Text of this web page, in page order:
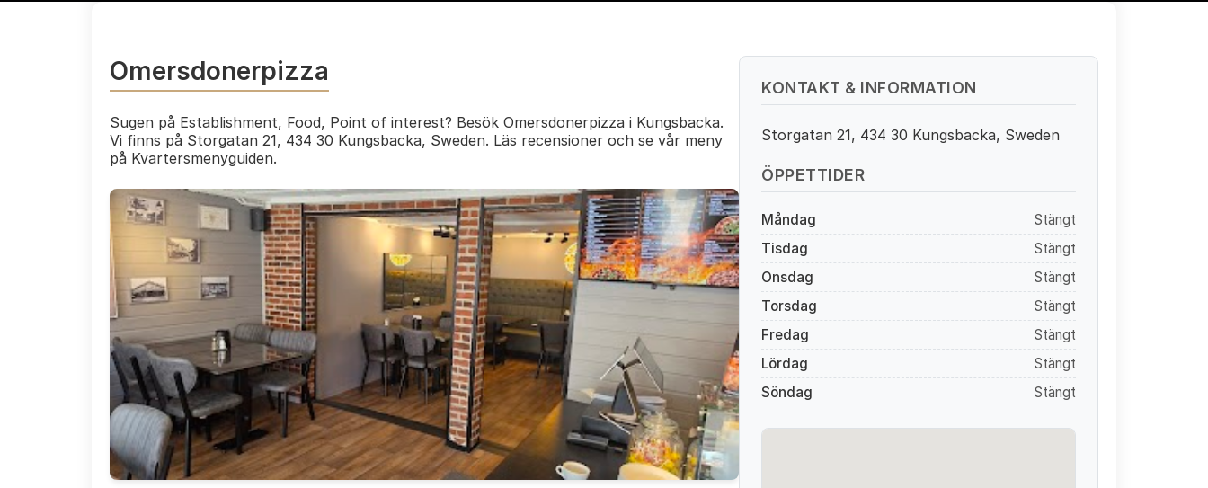
Omersdonerpizza
Sugen på Establishment, Food, Point of interest? Besök Omersdonerpizza i Kungsbacka.
Vi finns på Storgatan 21, 434 30 Kungsbacka, Sweden. Läs recensioner och se vår meny
på Kvartersmenyguiden.
KONTAKT & INFORMATION
Storgatan 21, 434 30 Kungsbacka, Sweden
ÖPPETTIDER
Måndag
Stängt
Tisdag
Stängt
Onsdag
Stängt
Torsdag
Stängt
Fredag
Stängt
Lördag
Stängt
Söndag
Stängt